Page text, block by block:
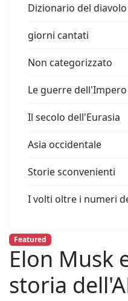
Dizionario del diavolo
giorni cantati
Non categorizzato
Le guerre
Il secolo dell'Eurasia
Asia occidentale
Storie sconvenienti
I volti oltre i numeri
Featured
Elon Musk
storia